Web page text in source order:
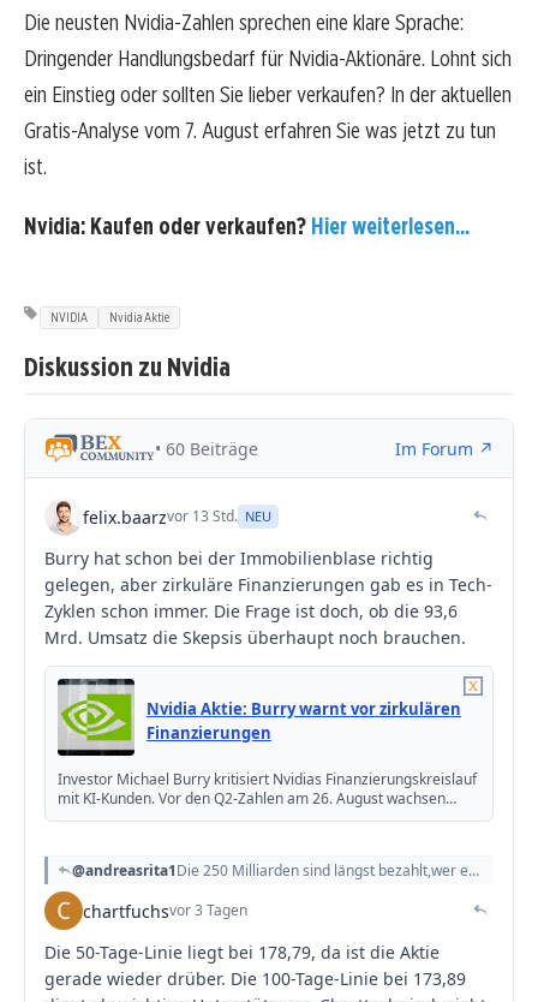
Die neusten Nvidia-Zahlen sprechen eine klare Sprache:
Dringender Handlungsbedarf für Nvidia-Aktionäre. Lohnt sich
ein Einstieg oder sollten Sie lieber verkaufen? In der aktuellen
Gratis-Analyse vom 7. August erfahren Sie was jetzt zu tun
ist.
Nvidia: Kaufen oder verkaufen? Hier weiterlesen...
NVIDIA Nvidia Aktie
Diskussion zu Nvidia